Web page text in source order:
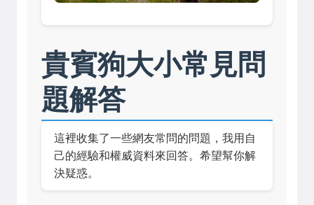
貴賓狗大小常見問
題解答
這裡收集了一些網友常問的問題，我用自
己的經驗和權威資料來回答。希望幫你解
決疑惑。